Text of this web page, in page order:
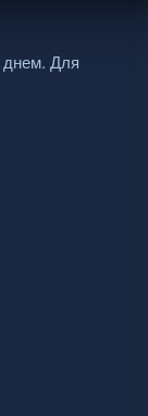
днем. Для